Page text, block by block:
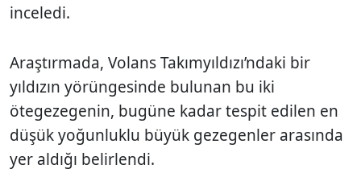
inceledi.
Araştırmada, Volans Takımyıldızı’ndaki bir
yıldızın yörüngesinde bulunan bu iki
ötegezegenin, bugüne kadar tespit edilen en
düşük yoğunluklu büyük gezegenler arasında
yer aldığı belirlendi.